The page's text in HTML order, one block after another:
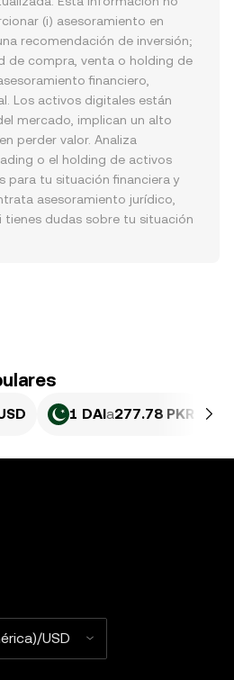
(i) asesoramiento en
recomendación de inversión;
de compra, venta o holding de
financiero,
Los activos digitales están
mercado, implican un alto
perder valor. Analiza
o el holding de activos
para tu situación financiera y
asesoramiento jurídico,
tienes dudas sobre tu situación
1 DAIa277.78 PKR
USD